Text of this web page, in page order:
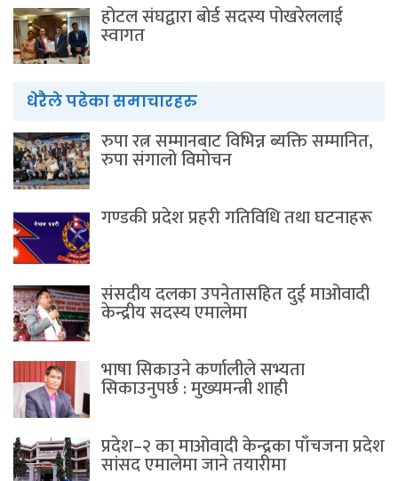
होटल संघद्वारा बोर्ड सदस्य पोखरेललाई
स्वागत
धेरैले पढेका समाचारहरु
रुपा रत्न सम्मानबाट विभिन्न ब्यक्ति सम्मानित,
रुपा संगालो विमोचन
गण्डकी प्रदेश प्रहरी गतिविधि तथा घटनाहरू
संसदीय दलका उपनेतासहित दुई माओवादी
केन्द्रीय सदस्य एमालेमा
भाषा सिकाउने कर्णालीले सभ्यता
सिकाउनुपर्छ : मुख्यमन्त्री शाही
प्रदेश–२ का माओवादी केन्द्रका पाँचजना प्रदेश
सांसद एमालेमा जाने तयारीमा